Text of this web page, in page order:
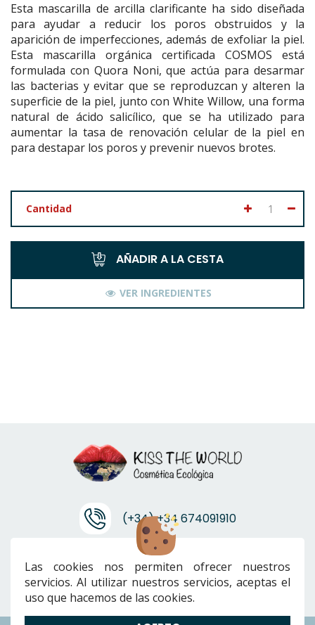
Esta mascarilla de arcilla clarificante ha sido diseñada
para ayudar a reducir los poros obstruidos y la
aparición de imperfecciones, además de exfoliar la piel.
Esta mascarilla orgánica certificada COSMOS está
formulada con Quora Noni, que actúa para desarmar
las bacterias y evitar que se reproduzcan y alteren la
superficie de la piel, junto con White Willow, una forma
natural de ácido salicílico, que se ha utilizado para
aumentar la tasa de renovación celular de la piel en
para destapar los poros y prevenir nuevos brotes.
Cantidad
AÑADIR A LA CESTA
VER INGREDIENTES
(+34) +34 674091910
info@ktwcanarias.com
Las cookies nos permiten ofrecer nuestros
servicios. Al utilizar nuestros servicios, aceptas el
uso que hacemos de las cookies.